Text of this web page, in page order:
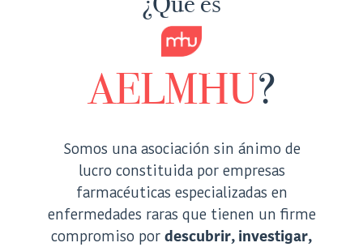
AELMHU?
Somos una asociación sin ánimo de
lucro constituida por empresas
farmacéuticas especializadas en
enfermedades raras que tienen un firme
compromiso por descubrir, investigar,